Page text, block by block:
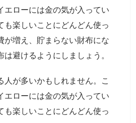
エローには金の気が入ってい
も楽しいことにどんどん使っ
が増え、貯まらない財布にな
避けるようにしましょう。
人が多いかもしれません。こ
エローには金の気が入ってい
も楽しいことにどんどん使っ